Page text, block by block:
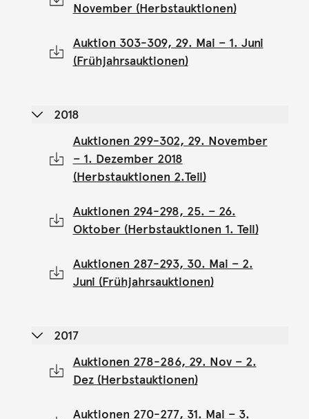
November (Herbstauktionen)
Auktion 303-309, 29. Mai – 1. Juni
(Frühjahrsauktionen)
2018
Auktionen 299-302, 29. November
– 1. Dezember 2018
(Herbstauktionen 2.Teil)
Auktionen 294-298, 25. – 26.
Oktober (Herbstauktionen 1. Teil)
Auktionen 287-293, 30. Mai – 2.
Juni (Frühjahrsauktionen)
2017
Auktionen 278-286, 29. Nov – 2.
Dez (Herbstauktionen)
Auktionen 270-277, 31. Mai – 3.